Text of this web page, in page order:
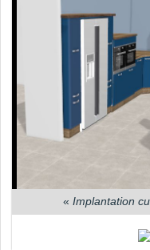
« Implantation